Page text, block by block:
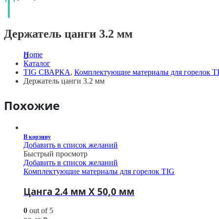
Держатель цанги 3.2 мм
Home
Каталог
TIG СВАРКА, Комплектующие материалы для горелок
Держатель цанги 3.2 мм
Похожие
В корзину
Добавить в список желаний
Быстрый просмотр
Добавить в список желаний
Комплектующие материалы для горелок TIG
Цанга 2.4 мм Х 50,0 мм
0 out of 5